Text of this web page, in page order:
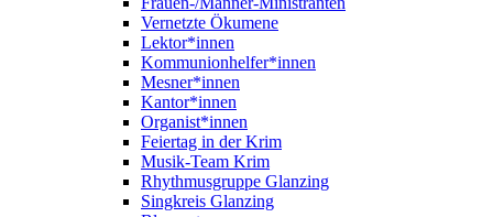
Vernetzte Ökumene
Lektor*innen
Kommunionhelfer*innen
Mesner*innen
Kantor*innen
Organist*innen
Feiertag in der Krim
Musik-Team Krim
Rhythmusgruppe Glanzing
Singkreis Glanzing